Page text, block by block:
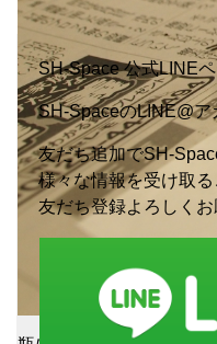
SH-Space 公式LINE
SH-SpaceのLINE@
友だち追加でSH-
様々な情報を受け取
友だち登録よろしくお